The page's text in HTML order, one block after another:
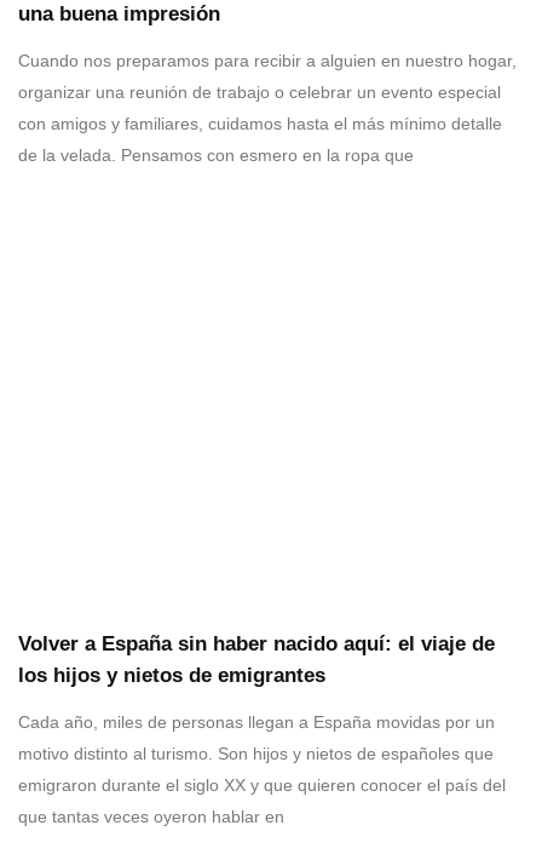
una buena impresión
Cuando nos preparamos para recibir a alguien en nuestro hogar,
organizar una reunión de trabajo o celebrar un evento especial
con amigos y familiares, cuidamos hasta el más mínimo detalle
de la velada. Pensamos con esmero en la ropa que
Volver a España sin haber nacido aquí: el viaje de
los hijos y nietos de emigrantes
Cada año, miles de personas llegan a España movidas por un
motivo distinto al turismo. Son hijos y nietos de españoles que
emigraron durante el siglo XX y que quieren conocer el país del
que tantas veces oyeron hablar en